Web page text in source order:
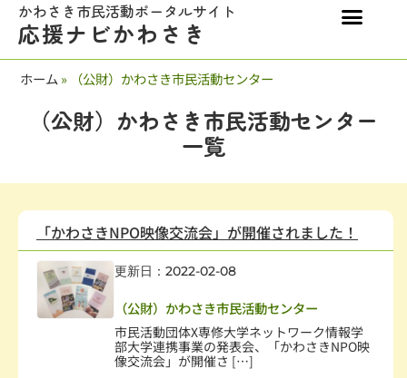
かわさき市民活動ポータルサイト
応援ナビかわさき
ホーム » （公財）かわさき市民活動センター
（公財）かわさき市民活動センター
一覧
「かわさきNPO映像交流会」が開催されました！
更新日：2022-02-08
（公財）かわさき市民活動センター
市民活動団体X専修大学ネットワーク情報学
部大学連携事業の発表会、「かわさきNPO映
像交流会」が開催さ […]